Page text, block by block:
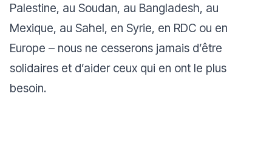
Palestine, au Soudan, au Bangladesh, au
Mexique, au Sahel, en Syrie, en RDC ou en
Europe – nous ne cesserons jamais d’être
solidaires et d’aider ceux qui en ont le plus
besoin.